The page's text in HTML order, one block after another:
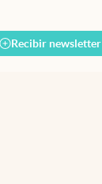
Recibir newsletter